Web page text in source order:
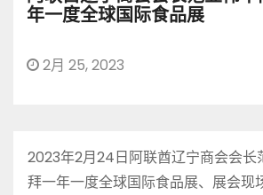
年一度全球国际食品展
2月 25, 2023
2023年2月24日阿联酋辽宁商会会长
拜一年一度全球国际食品展、展会现